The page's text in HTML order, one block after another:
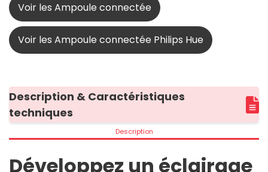
Voir les Ampoule connectée
Voir les Ampoule connectée Philips Hue
Description & Caractéristiques
techniques
Description
Développez un éclairage